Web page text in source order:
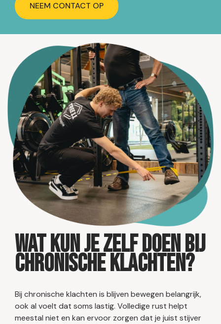
NEEM CONTACT OP
Wat kun je zelf doen bij
chronische klachten?
Bij chronische klachten is blijven bewegen belangrijk,
ook al voelt dat soms lastig. Volledige rust helpt
meestal niet en kan ervoor zorgen dat je juist stijver